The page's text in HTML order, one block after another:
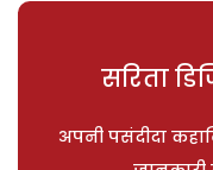
सरिता
अपनी पसंदीदा